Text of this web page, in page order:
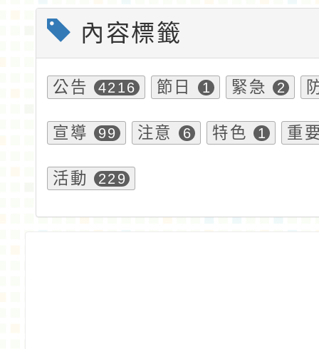
內容標籤
公告 4216 節日 1 緊急 2
宣導 99 注意 6 特色 1 重
活動 229